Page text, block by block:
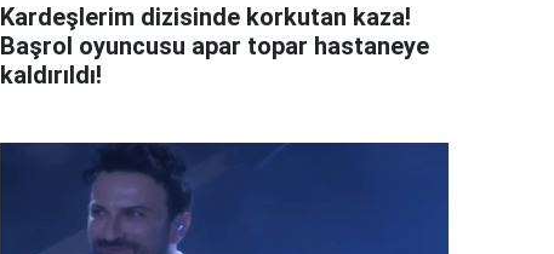
Kardeşlerim dizisinde korkutan kaza!
Başrol oyuncusu apar topar hastaneye
kaldırıldı!